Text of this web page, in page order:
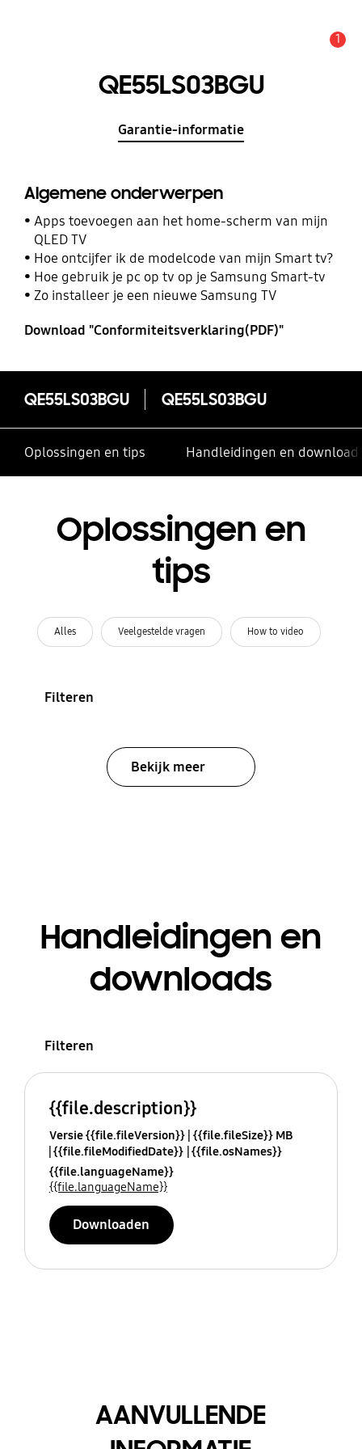
1
QE55LS03BGU
Garantie-informatie
Algemene onderwerpen
Apps toevoegen aan het home-scherm van mijn
QLED TV
Hoe ontcijfer ik de modelcode van mijn Smart tv?
Hoe gebruik je pc op tv op je Samsung Smart-tv
Zo installeer je een nieuwe Samsung TV
Download "Conformiteitsverklaring(PDF)"
QE55LS03BGU QE55LS03BGU
Oplossingen en tips Handleidingen en
Oplossingen en
tips
Alles Veelgestelde vragen How to video
Filteren
Bekijk meer
Handleidingen en
downloads
Filteren
{{file.description}}
Versie {{file.fileVersion}} {{file.fileSize}} MB
{{file.fileModifiedDate}} {{file.osNames}}
{{file.languageName}}
{{file.languageName}}
Downloaden
AANVULLENDE